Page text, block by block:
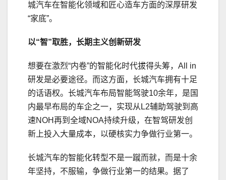
城汽车在智能化领域和匠心造车方面的深厚研发
“家底”。
以“智”取胜， 长期主义创新研发
想要在激烈“内卷”的智能化时代拔得头筹，All in
研发是必要途径。而这方面，长城汽车拥有十足
的话语权。长城汽车布局智能驾驶10余年，是国
内最早布局的车企之一，实现从L2辅助驾驶到高
速NOH再到全域NOA持续升级，在智驾研发创
新上投入大量成本，以硬核实力争做行业第一。
长城汽车的智能化转型不是一蹴而就，而是十余
年坚持，不服输，争做行业第一的结果。据了